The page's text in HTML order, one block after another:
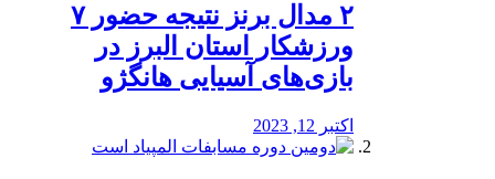
۲ مدال برنز نتیجه حضور ۷
ورزشکار استان البرز در
بازی‌های آسیایی هانگژو
اکتبر 12, 2023